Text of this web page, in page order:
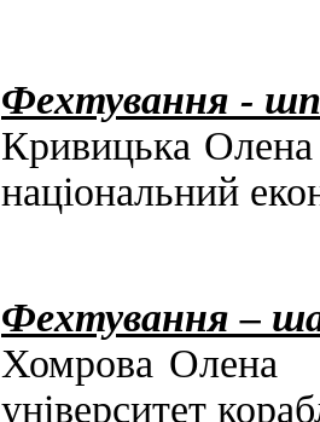
Фехтування -
Кривицька
національний
Фехтування –
Хомрова
університет